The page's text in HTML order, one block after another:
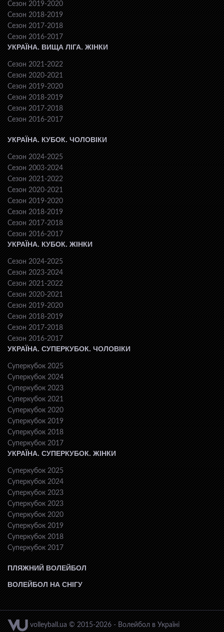
Сезон 2019-2020
Сезон 2018-2019
Сезон 2017-2018
Сезон 2016-2017
УКРАЇНА. ВИЩА ЛІГА. ЖІНКИ
Сезон 2021-2022
Сезон 2020-2021
Сезон 2019-2020
Сезон 2018-2019
Сезон 2017-2018
Сезон 2016-2017
УКРАЇНА. КУБОК. ЧОЛОВІКИ
Сезон 2024-2025
Сезон 2003-2024
Сезон 2021-2022
Сезон 2020-2021
Сезон 2019-2020
Сезон 2018-2019
Сезон 2017-2018
Сезон 2016-2017
УКРАЇНА. КУБОК. ЖІНКИ
Сезон 2024-2025
Сезон 2023-2024
Сезон 2021-2022
Сезон 2020-2021
Сезон 2019-2020
Сезон 2018-2019
Сезон 2017-2018
Сезон 2016-2017
УКРАЇНА. СУПЕРКУБОК. ЧОЛОВІКИ
Суперкубок 2025
Суперкубок 2024
Суперкубок 2023
Суперкубок 2021
Суперкубок 2020
Суперкубок 2019
Суперкубок 2018
Суперкубок 2017
УКРАЇНА. СУПЕРКУБОК. ЖІНКИ
Суперкубок 2025
Суперкубок 2024
Суперкубок 2023
Суперкубок 2023
Суперкубок 2020
Суперкубок 2019
Суперкубок 2018
Суперкубок 2017
ПЛЯЖНИЙ ВОЛЕЙБОЛ
ВОЛЕЙБОЛ НА СНІГУ
volleyball.ua © 2015-2026 - Волейбол в Україні